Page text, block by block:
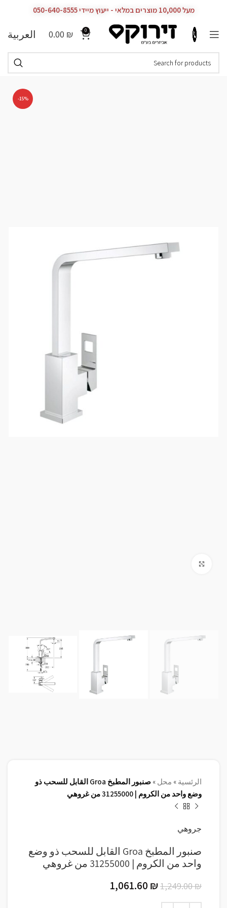
מעל 10,000 מוצרים במלאי - ייעוץ מיידי 050-640-8555
0
0.00 ₪ العربية
-15%
الرئسية » محل »
صنبور المطبخ Groa القابل للسحب ذو
وضع واحد من الكروم | 31255000 من غروهي
جروهي
صنبور المطبخ Groa القابل للسحب ذو وضع
واحد من الكروم | 31255000 من غروهي
1,249.00₪
1,061.60 ₪